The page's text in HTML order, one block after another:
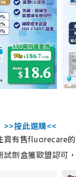
>>按此選購<<
買有售fluorecare
試劑盒獲歐盟認可